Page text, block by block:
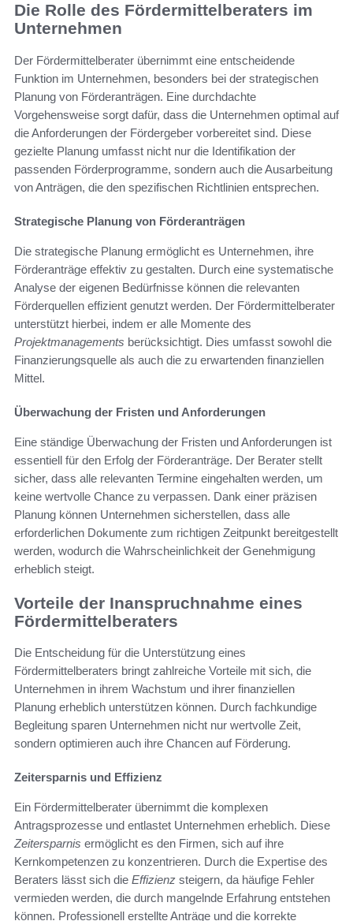
Die Rolle des Fördermittelberaters im
Unternehmen
Der Fördermittelberater übernimmt eine entscheidende
Funktion im Unternehmen, besonders bei der strategischen
Planung von Förderanträgen. Eine durchdachte
Vorgehensweise sorgt dafür, dass die Unternehmen optimal auf
die Anforderungen der Fördergeber vorbereitet sind. Diese
gezielte Planung umfasst nicht nur die Identifikation der
passenden Förderprogramme, sondern auch die Ausarbeitung
von Anträgen, die den spezifischen Richtlinien entsprechen.
Strategische Planung von Förderanträgen
Die strategische Planung ermöglicht es Unternehmen, ihre
Förderanträge effektiv zu gestalten. Durch eine systematische
Analyse der eigenen Bedürfnisse können die relevanten
Förderquellen effizient genutzt werden. Der Fördermittelberater
unterstützt hierbei, indem er alle Momente des
Projektmanagements berücksichtigt. Dies umfasst sowohl die
Finanzierungsquelle als auch die zu erwartenden finanziellen
Mittel.
Überwachung der Fristen und Anforderungen
Eine ständige Überwachung der Fristen und Anforderungen ist
essentiell für den Erfolg der Förderanträge. Der Berater stellt
sicher, dass alle relevanten Termine eingehalten werden, um
keine wertvolle Chance zu verpassen. Dank einer präzisen
Planung können Unternehmen sicherstellen, dass alle
erforderlichen Dokumente zum richtigen Zeitpunkt bereitgestellt
werden, wodurch die Wahrscheinlichkeit der Genehmigung
erheblich steigt.
Vorteile der Inanspruchnahme eines
Fördermittelberaters
Die Entscheidung für die Unterstützung eines
Fördermittelberaters bringt zahlreiche Vorteile mit sich, die
Unternehmen in ihrem Wachstum und ihrer finanziellen
Planung erheblich unterstützen können. Durch fachkundige
Begleitung sparen Unternehmen nicht nur wertvolle Zeit,
sondern optimieren auch ihre Chancen auf Förderung.
Zeitersparnis und Effizienz
Ein Fördermittelberater übernimmt die komplexen
Antragsprozesse und entlastet Unternehmen erheblich. Diese
Zeitersparnis ermöglicht es den Firmen, sich auf ihre
Kernkompetenzen zu konzentrieren. Durch die Expertise des
Beraters lässt sich die Effizienz steigern, da häufige Fehler
vermieden werden, die durch mangelnde Erfahrung entstehen
können. Professionell erstellte Anträge und die korrekte